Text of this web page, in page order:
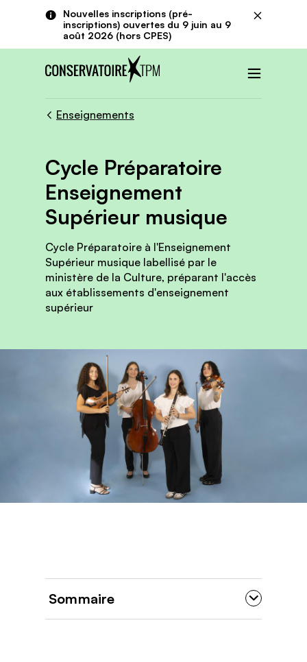
Aller au contenu principalNouvelles inscriptions (pré-
inscriptions) ouvertes du 9 juin au 9
août 2026 (hors CPES)
Fermer
Enseignements
Cycle Préparatoire
Enseignement
Supérieur musique
Cycle Préparatoire à l'Enseignement
Supérieur musique labellisé par le
ministère de la Culture, préparant l'accès
aux établissements d'enseignement
supérieur
Sommaire
Panneau de gestion des cookies